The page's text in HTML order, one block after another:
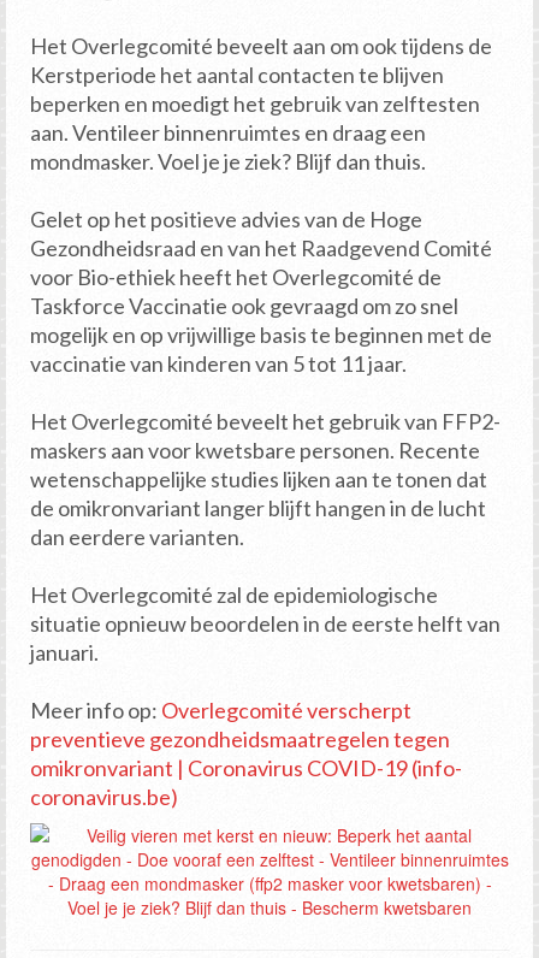
Het Overlegcomité beveelt aan om ook tijdens de
Kerstperiode het aantal contacten te blijven
beperken en moedigt het gebruik van zelftesten
aan. Ventileer binnenruimtes en draag een
mondmasker. Voel je je ziek? Blijf dan thuis.
Gelet op het positieve advies van de Hoge
Gezondheidsraad en van het Raadgevend Comité
voor Bio-ethiek heeft het Overlegcomité de
Taskforce Vaccinatie ook gevraagd om zo snel
mogelijk en op vrijwillige basis te beginnen met de
vaccinatie van kinderen van 5 tot 11 jaar.
Het Overlegcomité beveelt het gebruik van FFP2-
maskers aan voor kwetsbare personen. Recente
wetenschappelijke studies lijken aan te tonen dat
de omikronvariant langer blijft hangen in de lucht
dan eerdere varianten.
Het Overlegcomité zal de epidemiologische
situatie opnieuw beoordelen in de eerste helft van
januari.
Meer info op: Overlegcomité verscherpt
preventieve gezondheidsmaatregelen tegen
omikronvariant | Coronavirus COVID-19 (info-
coronavirus.be)